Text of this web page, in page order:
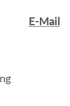
E-Mail